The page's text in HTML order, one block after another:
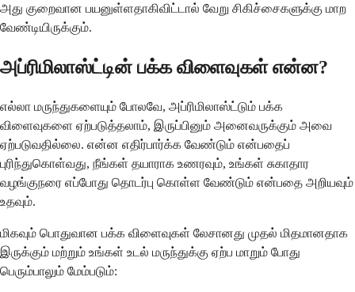
அது குறைவான பயனுள்ளதாகிவிட்டால் வேறு சிகிச்சைகளுக்கு மாற
வேண்டியிருக்கும்.
அப்ரிமிலாஸ்ட்டின் பக்க விளைவுகள் என்ன?
எல்லா மருந்துகளையும் போலவே, அப்ரிமிலாஸ்ட்டும் பக்க
விளைவுகளை ஏற்படுத்தலாம், இருப்பினும் அனைவருக்கும் அவை
ஏற்படுவதில்லை. என்ன எதிர்பார்க்க வேண்டும் என்பதைப்
புரிந்துகொள்வது, நீங்கள் தயாராக உணரவும், உங்கள் சுகாதார
வழங்குநரை எப்போது தொடர்பு கொள்ள வேண்டும் என்பதை அறியவும்
உதவும்.
மிகவும் பொதுவான பக்க விளைவுகள் லேசானது முதல் மிதமானதாக
இருக்கும் மற்றும் உங்கள் உடல் மருந்துக்கு ஏற்ப மாறும் போது
பெரும்பாலும் மேம்படும்: